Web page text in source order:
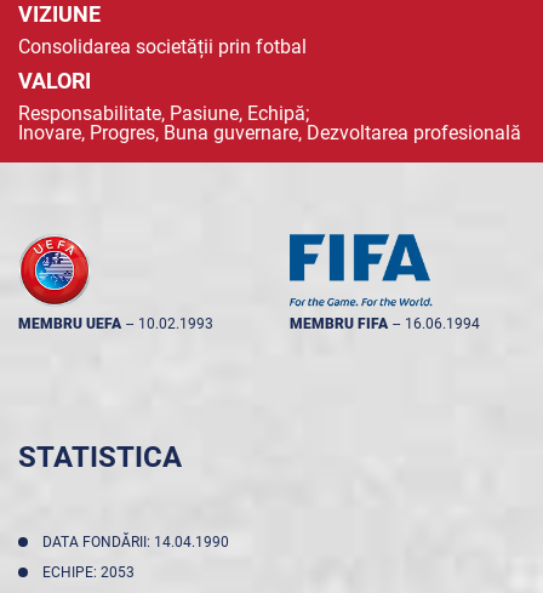
VIZIUNE
Consolidarea societății prin fotbal
VALORI
Responsabilitate, Pasiune, Echipă;
Inovare, Progres, Buna guvernare, Dezvoltarea profesională
MEMBRU UEFA -- 10.02.1993 MEMBRU FIFA -- 16.06.1994
STATISTICA
DATA FONDĂRII: 14.04.1990
ECHIPE: 2053